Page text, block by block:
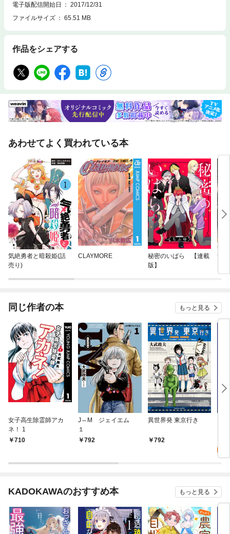
電子版配信開始日
2017/12/31
ファイルサイズ
65.51 MB
作品をシェアする
あわせてよく買われている本
気絶勇者と暗殺姫(話
売り)
CLAYMORE
秘密のいばら 【連載
版】
ザ
同じ作者の本 もっと見る
女子高生除霊師アカ
ネ！ 1
710
J⇔M ジェイエム
１
792
異世界発 東京行き
792
KADOKAWAのおすすめ本 もっと見る